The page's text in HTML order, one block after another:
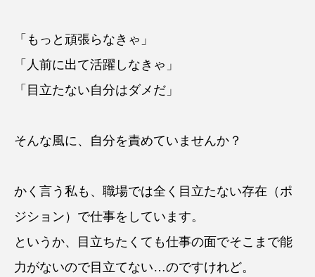
「もっと頑張らなきゃ」
「人前に出て活躍しなきゃ」
「目立たない自分はダメだ」
そんな風に、自分を責めていませんか？
かく言う私も、職場では全く目立たない存在（ポ
ジション）で仕事をしています。
というか、目立ちたくても仕事の面でそこまで能
力がないので目立てない…のですけれど。